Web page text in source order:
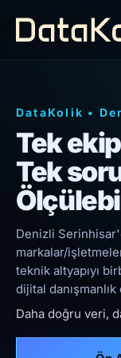
DataKolik •
Tek
Tek
Denizli
markalar/
teknik altyapıyı
dijital danışmanlık
Daha doğru veri,